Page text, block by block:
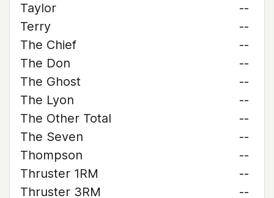
Taylor
--
Terry
--
The Chief
--
The Don
--
The Ghost
--
The Lyon
--
The Other Total
--
The Seven
--
Thompson
--
Thruster 1RM
--
Thruster 3RM
--